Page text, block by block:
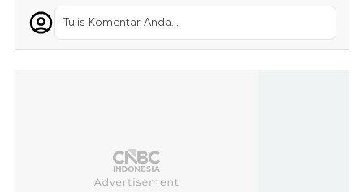
Tulis Komentar Anda...